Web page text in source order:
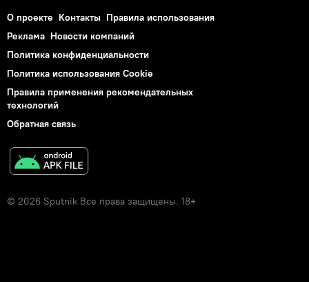
О проекте Контакты Правила использования
Реклама Новости компаний
Политика конфиденциальности
Политика использования Cookie
Правила применения рекомендательных
технологий
Обратная связь
© 2026 Sputnik Все права защищены. 18+